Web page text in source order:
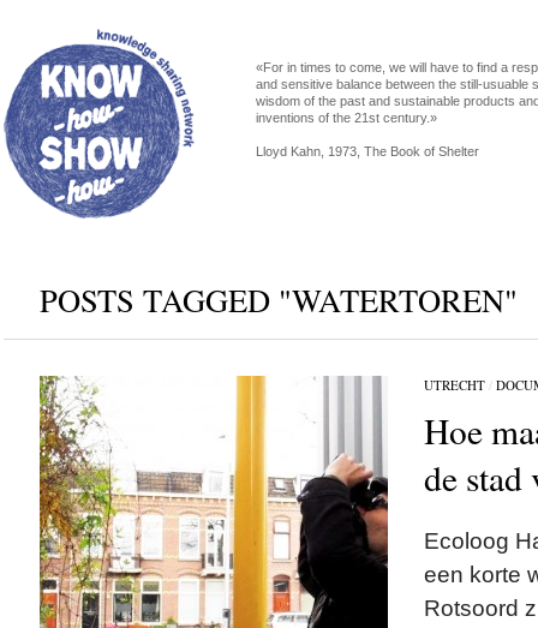
«For in times to come, we will have to find a
and sensitive balance between the still-usuable
wisdom of the past and sustainable products
inventions of the 21st century.»
Lloyd Kahn, 1973, The Book of Shelter
POSTS TAGGED "WATERTOREN"
UTRECHT/
Hoe
de stad
Ecoloog
een korte
Rotsoord